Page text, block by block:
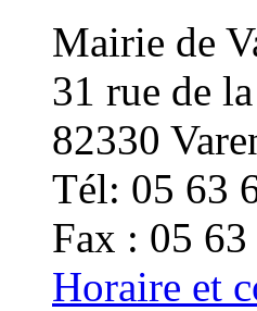
Mairie de
31 rue de
82330
Tél: 05 63
Fax : 05
Horaire et